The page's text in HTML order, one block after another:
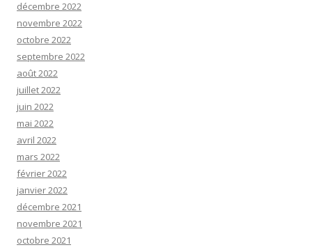
décembre 2022
novembre 2022
octobre 2022
septembre 2022
août 2022
juillet 2022
juin 2022
mai 2022
avril 2022
mars 2022
février 2022
janvier 2022
décembre 2021
novembre 2021
octobre 2021